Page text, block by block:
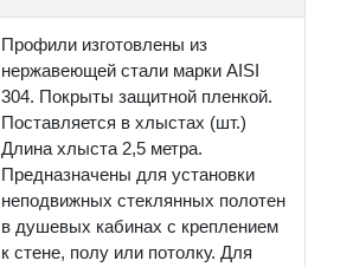
Профили изготовлены из
нержавеющей стали марки AISI
304. Покрыты защитной пленкой.
Поставляется в хлыстах (шт.)
Длина хлыста 2,5 метра.
Предназначены для установки
неподвижных стеклянных полотен
в душевых кабинах с креплением
к стене, полу или потолку. Для